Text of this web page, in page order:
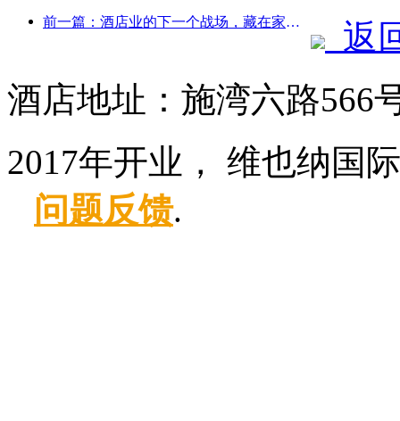
前一篇：酒店业的下一个战场，藏在家具的可持续基因里
返
酒店地址：施湾六路566
2017年开业， 维也纳国
问题反馈.